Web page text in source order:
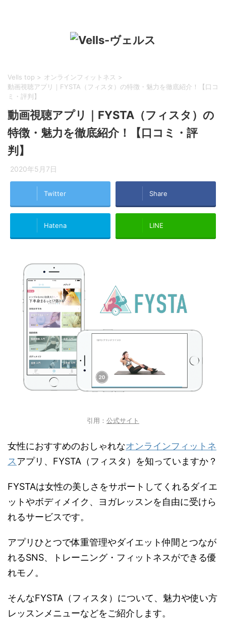
Vells top > オンラインフィットネス >
動画視聴アプリ｜FYSTA（フィスタ）の特徴・魅力を徹底紹介！【口コ
ミ・評判】
動画視聴アプリ｜FYSTA（フィスタ）の
特徴・魅力を徹底紹介！【口コミ・評
判】
2020年5月7日
Twitter Share
Hatena LINE
引用： 公式サイト
女性におすすめのおしゃれなオンラインフィットネ
スアプリ、FYSTA（フィスタ）を知っていますか？
FYSTAは女性の美しさをサポートしてくれるダイエ
ットやボディメイク、ヨガレッスンを自由に受けら
れるサービスです。
アプリひとつで体重管理やダイエット仲間とつなが
れるSNS、トレーニング・フィットネスができる優
れモノ。
そんなFYSTA（フィスタ）について、魅力や使い方
レッスンメニューなどをご紹介します。